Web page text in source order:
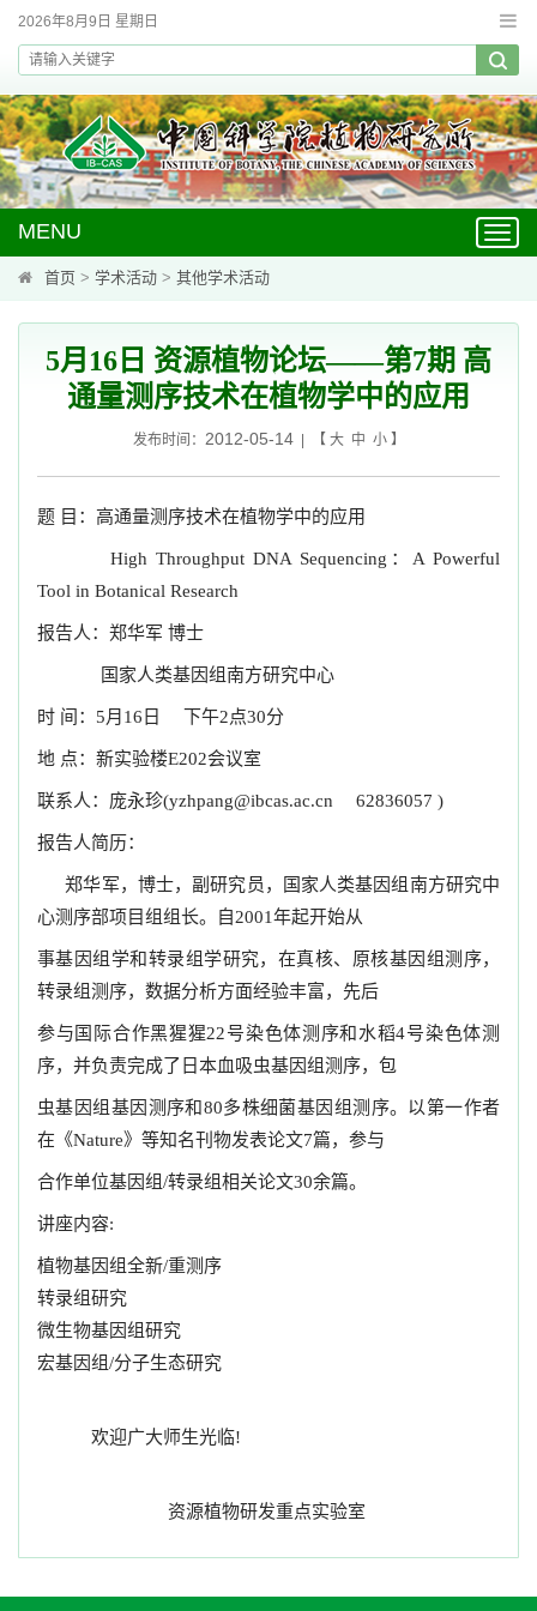
2026年8月9日 星期日
MENU
首页 > 学术活动 > 其他学术活动
5月16日 资源植物论坛——第7期 高
通量测序技术在植物学中的应用
发布时间： 2012-05-14| 【 大 中 小】
题 目：高通量测序技术在植物学中的应用
High Throughput DNA Sequencing：A Powerful
Tool in Botanical Research
报告人：郑华军 博士
国家人类基因组南方研究中心
时 间：5月16日 下午2点30分
地 点：新实验楼E202会议室
联系人：庞永珍(yzhpang@ibcas.ac.cn 62836057 )
报告人简历：
郑华军，博士，副研究员，国家人类基因组南方研究中
心测序部项目组组长。自2001年起开始从
事基因组学和转录组学研究，在真核、原核基因组测序，
转录组测序，数据分析方面经验丰富，先后
参与国际合作黑猩猩22号染色体测序和水稻4号染色体测
序，并负责完成了日本血吸虫基因组测序，包
虫基因组基因测序和80多株细菌基因组测序。以第一作者
在《Nature》等知名刊物发表论文7篇，参与
合作单位基因组/转录组相关论文30余篇。
讲座内容:
植物基因组全新/重测序
转录组研究
微生物基因组研究
宏基因组/分子生态研究
欢迎广大师生光临!
资源植物研发重点实验室